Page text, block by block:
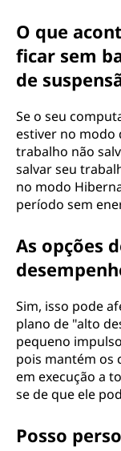
O que
ficar sem
de
Se o seu
estiver no modo
trabalho não
salvar seu
no modo
período sem
As opções
Sim, isso pode
plano de "alto
pequeno
pois mantém os
em execução a
se de que ele
Posso